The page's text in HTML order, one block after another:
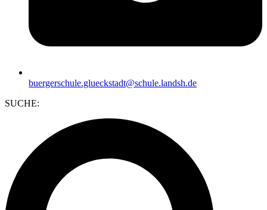
buergerschule.glueckstadt@schule.landsh.de
SUCHE: